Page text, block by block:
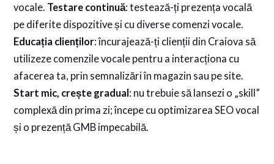
vocale. Testare continuă: testează-ți prezența vocală
pe diferite dispozitive și cu diverse comenzi vocale.
Educația clienților: încurajează-ți clienții din Craiova să
utilizeze comenzile vocale pentru a interacționa cu
afacerea ta, prin semnalizări în magazin sau pe site.
Start mic, crește gradual: nu trebuie să lansezi o „skill”
complexă din prima zi; începe cu optimizarea SEO vocal
și o prezență GMB impecabilă.